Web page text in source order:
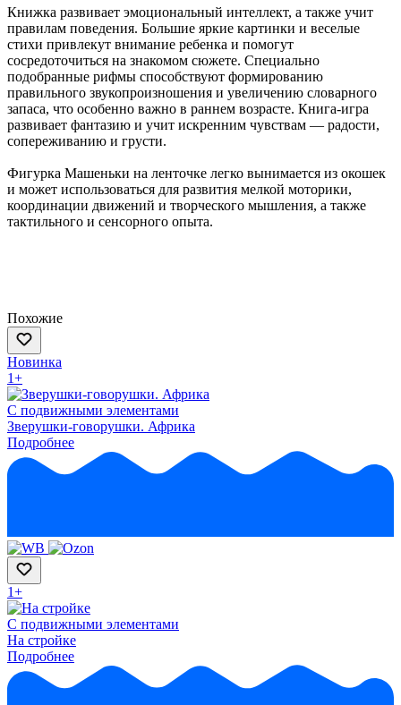
Книжка развивает эмоциональный интеллект, а также учит
правилам поведения. Большие яркие картинки и веселые
стихи привлекут внимание ребенка и помогут
сосредоточиться на знакомом сюжете. Специально
подобранные рифмы способствуют формированию
правильного звукопроизношения и увеличению словарного
запаса, что особенно важно в раннем возрасте. Книга-игра
развивает фантазию и учит искренним чувствам — радости,
сопереживанию и грусти.
Фигурка Машеньки на ленточке легко вынимается из окошек
и может использоваться для развития мелкой моторики,
координации движений и творческого мышления, а также
тактильного и сенсорного опыта.
Похожие
Новинка
1+
С подвижными элементами
Зверушки-говорушки. Африка
Подробнее
1+
С подвижными элементами
На стройке
Подробнее